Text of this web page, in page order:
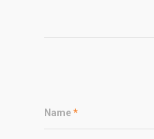
Name*